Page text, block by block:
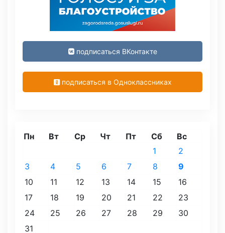
подписаться ВКонтакте
подписаться в Одноклассниках
Пн Вт Ср Чт Пт Сб
Вс
1
2
3
4 5 6 7 8
9
10
11 12 13 14 15
16
17
18 19 20 21 22
23
24
25 26 27 28 29
30
31